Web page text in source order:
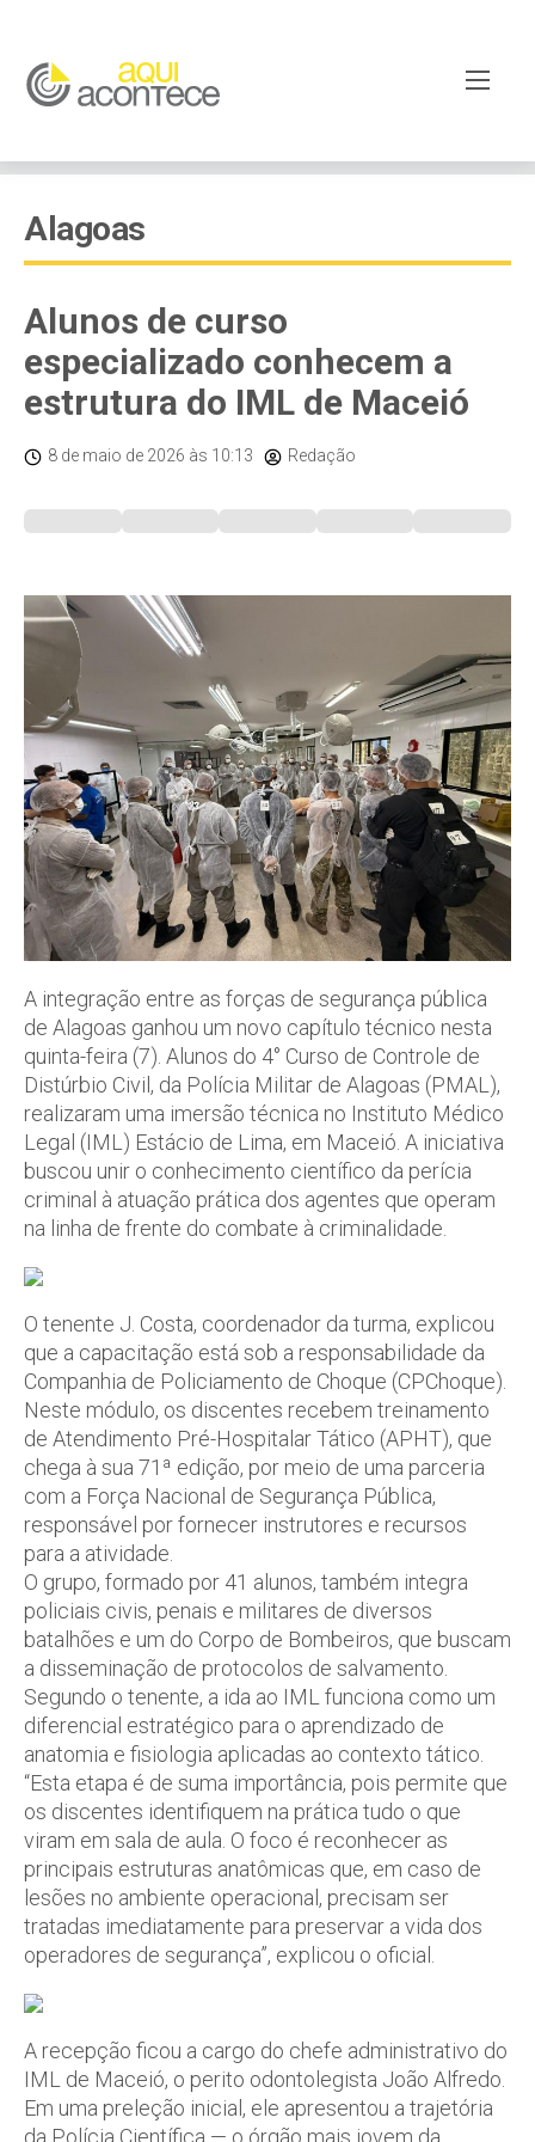
Alagoas
Alunos de curso
especializado conhecem a
estrutura do IML de Maceió
8 de maio de 2026 às 10:13 Redação
A integração entre as forças de segurança pública
de Alagoas ganhou um novo capítulo técnico nesta
quinta-feira (7). Alunos do 4° Curso de Controle de
Distúrbio Civil, da Polícia Militar de Alagoas (PMAL),
realizaram uma imersão técnica no Instituto Médico
Legal (IML) Estácio de Lima, em Maceió. A iniciativa
buscou unir o conhecimento científico da perícia
criminal à atuação prática dos agentes que operam
na linha de frente do combate à criminalidade.
O tenente J. Costa, coordenador da turma, explicou
que a capacitação está sob a responsabilidade da
Companhia de Policiamento de Choque (CPChoque).
Neste módulo, os discentes recebem treinamento
de Atendimento Pré-Hospitalar Tático (APHT), que
chega à sua 71ª edição, por meio de uma parceria
com a Força Nacional de Segurança Pública,
responsável por fornecer instrutores e recursos
para a atividade.
O grupo, formado por 41 alunos, também integra
policiais civis, penais e militares de diversos
batalhões e um do Corpo de Bombeiros, que buscam
a disseminação de protocolos de salvamento.
Segundo o tenente, a ida ao IML funciona como um
diferencial estratégico para o aprendizado de
anatomia e fisiologia aplicadas ao contexto tático.
“Esta etapa é de suma importância, pois permite que
os discentes identifiquem na prática tudo o que
viram em sala de aula. O foco é reconhecer as
principais estruturas anatômicas que, em caso de
lesões no ambiente operacional, precisam ser
tratadas imediatamente para preservar a vida dos
operadores de segurança”, explicou o oficial.
A recepção ficou a cargo do chefe administrativo do
IML de Maceió, o perito odontolegista João Alfredo.
Em uma preleção inicial, ele apresentou a trajetória
da Polícia Científica — o órgão mais jovem da